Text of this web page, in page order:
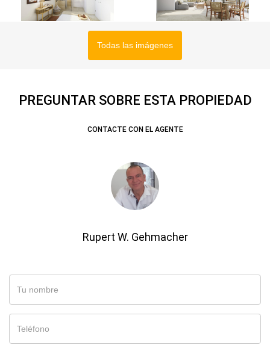
Todas las imágenes
PREGUNTAR SOBRE ESTA PROPIEDAD
CONTACTE CON EL AGENTE
Rupert W. Gehmacher